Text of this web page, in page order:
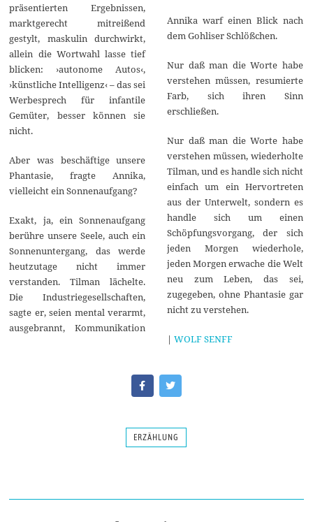
präsentierten Ergebnissen,
marktgerecht mitreißend
gestylt, maskulin durchwirkt,
allein die Wortwahl lasse tief
blicken: ›autonome Autos‹,
›künstliche Intelligenz‹ – das sei
Werbesprech für infantile
Gemüter, besser können sie
nicht.
Aber was beschäftige unsere
Phantasie, fragte Annika,
vielleicht ein Sonnenaufgang?
Exakt, ja, ein Sonnenaufgang
berühre unsere Seele, auch ein
Sonnenuntergang, das werde
heutzutage nicht immer
verstanden. Tilman lächelte.
Die Industriegesellschaften,
sagte er, seien mental verarmt,
ausgebrannt, Kommunikation
Annika warf einen Blick nach
dem Gohliser Schlößchen.
Nur daß man die Worte habe
verstehen müssen, resumierte
Farb, sich ihren Sinn
erschließen.
Nur daß man die Worte habe
verstehen müssen, wiederholte
Tilman, und es handle sich nicht
einfach um ein Hervortreten
aus der Unterwelt, sondern es
handle sich um einen
Schöpfungsvorgang, der sich
jeden Morgen wiederhole,
jeden Morgen erwache die Welt
neu zum Leben, das sei,
zugegeben, ohne Phantasie gar
nicht zu verstehen.
| WOLF SENFF
ERZÄHLUNG